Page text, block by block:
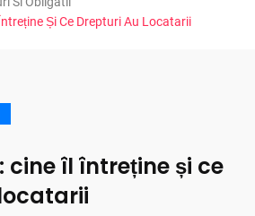
Și Ce Drepturi Au Locatarii
cine îl întreține și ce